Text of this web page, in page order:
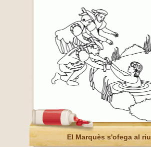
El Marquès s'ofega al riu